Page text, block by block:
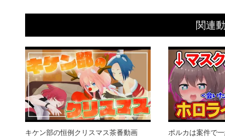
関連
キケン部の恒例クリスマス茶番動画
ポルカは案件で